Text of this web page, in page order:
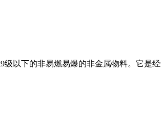
以下的非易燃易爆的非金属物料。它是